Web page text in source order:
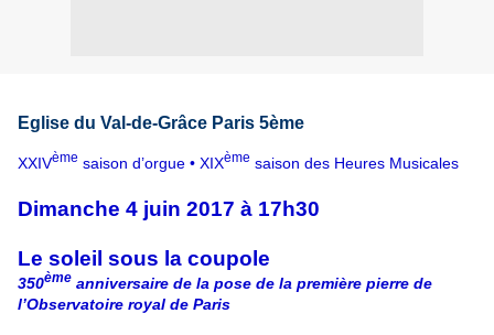
Eglise du Val-de-Grâce Paris 5ème
XXIVème saison d’orgue • XIXème saison des Heures Musicales
Dimanche 4 juin 2017 à 17h30
Le soleil sous la coupole
350ème anniversaire de la pose de la première pierre de
l’Observatoire royal de Paris